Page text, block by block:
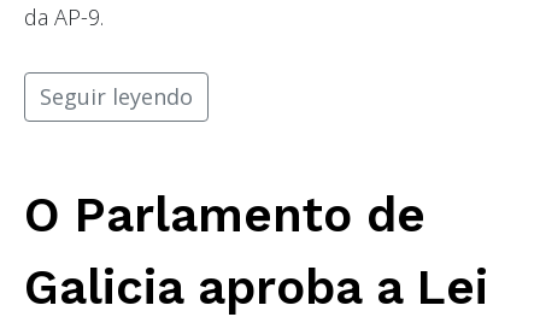
da AP-9.
Seguir leyendo
O Parlamento de
Galicia aproba a Lei